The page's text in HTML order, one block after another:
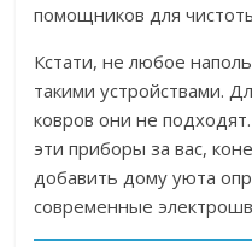
помощников для
Кстати, не любое
такими устройствами.
ковров они не
эти приборы за вас,
добавить дому уюта
современные